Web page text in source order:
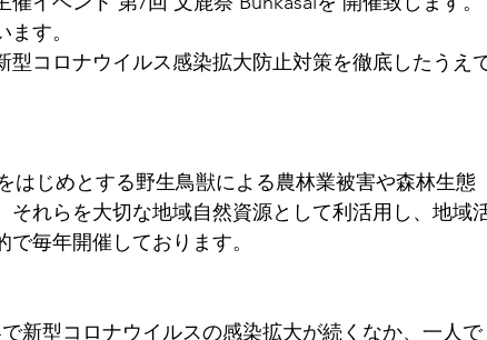
す。
型コロナウイルス感染拡大防止対策を徹底したうえ
はじめとする野生鳥獣による農林業被害や森林生態
れらを大切な地域自然資源として利活用し、地域
毎年開催しております。
新型コロナウイルスの感染拡大が続くなか、一人で